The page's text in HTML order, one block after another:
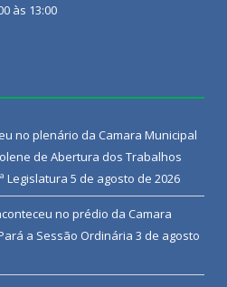
às 13:00
no plenário da Camara Municipal
de Abertura dos Trabalhos
Legislatura 5 de agosto de 2026
no prédio da Camara
a Sessão Ordinária 3 de agosto